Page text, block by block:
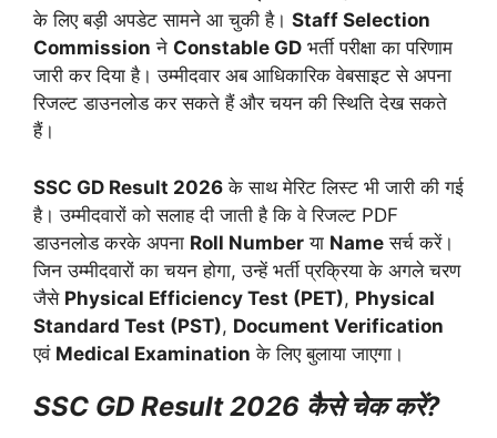
के लिए बड़ी अपडेट सामने आ चुकी है। Staff Selection
Commission ने Constable GD भर्ती परीक्षा का परिणाम
जारी कर दिया है। उम्मीदवार अब आधिकारिक वेबसाइट से अपना
रिजल्ट डाउनलोड कर सकते हैं और चयन की स्थिति देख सकते
हैं।
SSC GD Result 2026 के साथ मेरिट लिस्ट भी जारी की गई
है। उम्मीदवारों को सलाह दी जाती है कि वे रिजल्ट PDF
डाउनलोड करके अपना Roll Number या Name सर्च करें।
जिन उम्मीदवारों का चयन होगा, उन्हें भर्ती प्रक्रिया के अगले चरण
जैसे Physical Efficiency Test (PET), Physical
Standard Test (PST), Document Verification
एवं Medical Examination के लिए बुलाया जाएगा।
SSC GD Result 2026 कैसे चेक करें?